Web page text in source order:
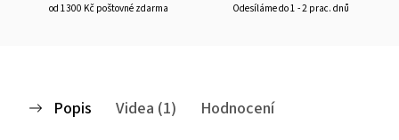
od 1300 Kč poštovné zdarma Odesíláme do 1 - 2 prac. dnů
Popis Videa (1)
Hodnocení